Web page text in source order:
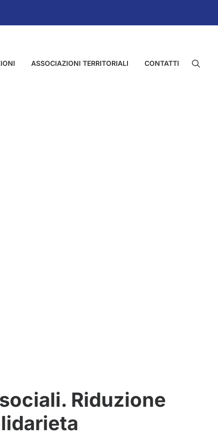
ASSOCIAZIONI TERRITORIALI CONTATTI
Riduzione